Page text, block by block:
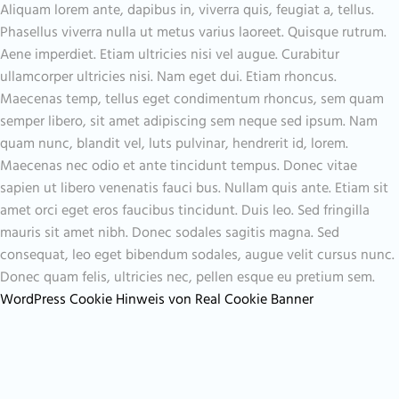
Aliquam lorem ante, dapibus in, viverra quis, feugiat a, tellus.
Phasellus viverra nulla ut metus varius laoreet. Quisque rutrum.
Aene imperdiet. Etiam ultricies nisi vel augue. Curabitur
ullamcorper ultricies nisi. Nam eget dui. Etiam rhoncus.
Maecenas temp, tellus eget condimentum rhoncus, sem quam
semper libero, sit amet adipiscing sem neque sed ipsum. Nam
quam nunc, blandit vel, luts pulvinar, hendrerit id, lorem.
Maecenas nec odio et ante tincidunt tempus. Donec vitae
sapien ut libero venenatis fauci bus. Nullam quis ante. Etiam sit
amet orci eget eros faucibus tincidunt. Duis leo. Sed fringilla
mauris sit amet nibh. Donec sodales sagitis magna. Sed
consequat, leo eget bibendum sodales, augue velit cursus nunc.
Donec quam felis, ultricies nec, pellen esque eu pretium sem.
WordPress Cookie Hinweis von Real Cookie Banner